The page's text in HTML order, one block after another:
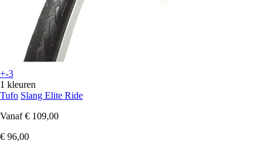
+-3
1 kleuren
Tufo Slang Elite Ride
Vanaf € 109,00
€ 96,00